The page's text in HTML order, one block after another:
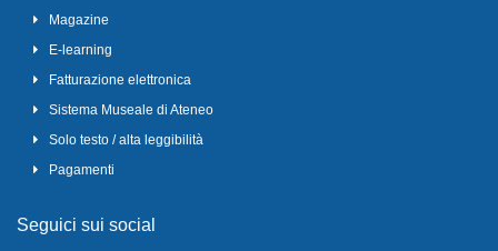
Magazine
E-learning
Fatturazione elettronica
Sistema Museale di Ateneo
Solo testo / alta leggibilità
Pagamenti
Seguici sui social